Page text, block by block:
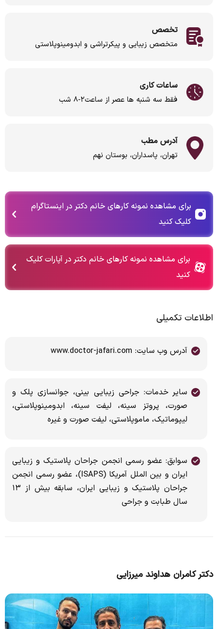
تخصص
متخصص زیبایی و پیکرتراشی و ابدومینوپلاستی
ساعات کاری
فقط سه شنبه ها عصر از ساعت۲-۸ شب
آدرس مطب
تهران، پاسداران، بوستان نهم
برای مشاهده نمونه کارهای خانم دکتر در اینستاگرام
کلیک کنید
برای مشاهده نمونه کارهای خانم دکتر در آپارات کلیک
کنید
اطلاعات تکمیلی
آدرس وب سایت: www.doctor-jafari.com
سایر خدمات: جراحی زیبایی بینی، جوانسازی پلک و
صورت، پروتز سینه، لیفت سینه، ابدومینوپلاستی،
لیپوماتیک، ماموپلاستی، لیفت صورت و غیره
سوابق: عضو رسمی انجمن جراحان پلاستیک و زیبایی
ایران و بین الملل آمریکا (ISAPS)، عضو رسمی انجمن
جراحان پلاستیک و زیبایی ایران، سابقه بیش از ۱۳
سال طبابت و جراحی
دکتر کامران هداوند میرزایی